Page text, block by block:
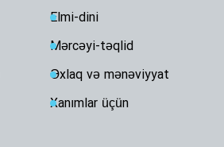
Elmi-dini
Mərcəyi-təqlid
Əxlaq və mənəviyyat
Xanımlar üçün